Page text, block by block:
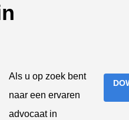
Als u op zoek bent
naar een ervaren
advocaat in